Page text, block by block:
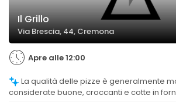
Il Grillo
Via Brescia, 44, Cremona
Apre alle 12:00
considerate buone, croccanti e cotte in